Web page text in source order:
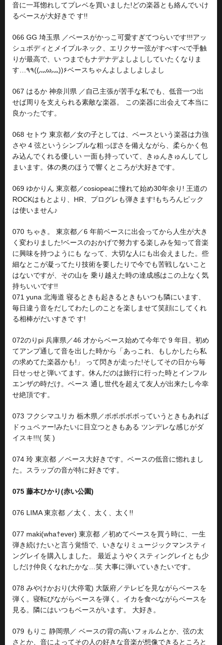
音に一耳惚れしてプレベを買いました!どの楽器とも絡んでいけ
るベースが大好きで す!!
066 GG 埼玉県 ／ベースがかっこ可愛すぎてつらいです!!!アッ
シュボディとメイプルネック、エリクサー弦がすべすべで手触
りが最高で、い つまでもナデナデよしよししていたくなりま
す…٩۹((灬ω灬))۶ベースちゃんよしよしよしよし
067 はるか 神奈川県 ／自己主張が苦手な私でも、低音一つ出
せば周りを支えられる素敵な楽器。 この楽器に出会えて本当に
良かったです。
068 セトウ 東京都／女の子としては、ベースという楽器は力強
さや 4 弦というシンプルな粗っぽさを備えながら、柔らかく包
み込んでくれる優しい 一面も持っていて、きゅんきゅんしてし
まいます。体の奥のほうで響くところが大好きです。
069 ゆかりん 東京都／cosiopeaに憧れて始め30年余り! 王道の
ROCKはもとより、HR、プログレも弾きます!もちろんピック
は使いません♪
070 ちゃき。 東京都／6 年前ベースに出会ってから人生が大き
く変わりました!ベースのおかげで努力する楽しみを知って音楽
に興味を持つようにも なって、大切な人にも出会えました。些
細なとこが凝ってたり技術を要したりで今でも苦戦しないこと
はないですが、その山を 乗り越えた時の達成感はこの上なく気
持ちいいです!!
071 yuna 北海道 寝るときも起きるときもいつも隣にいます、
毎日違う音をだしてわたしのことを楽しませて笑顔にしてくれ
る相棒がだいすきで す!
072のりpi 兵庫県／46 才からベース始めて今年で 9 年目。初め
てアンプ通して音を出した時から「あっこれ、もしかしたら私
の求めてた楽器かも!」 って閃きが走った!そしてその日から毎
日せっせと弾いてます。休んだのは旅行に行った時とインフル
エンザの時だけ。ベース 通し世代を超えて友人が出来たし今幸
せ絶頂です。
073 フクシマユリカ 栃木県／ボボボボボっていうときもあれば
ドゥュペァー!みたいに目立つときもある ツンデレな感じがダ
イスキ!!!( 笑 )
074 玲 東京都 ／ベース大好きです。ベースの低音に惚れまし
た。スラップの音が特に好きです。
075 藤本ひかり(赤い公園)
076 LIMA 東京都 ／太く、太く、太く!!
077 maki(wha†ever) 東京都 ／初めてベースを買う時に、一生
弾き続けたいと言う覚悟で、いきなりミュージックマンスティ
ングレイを購入しました。 最近ようやくスティングレイとも少
しだけ仲良くなれたかな…笑 大事に弾いていきたいです。
078 みやけかおり(大停電) 大阪府／テレビを見ながらベースを
弾く。寝転びながらベースを弾く。イカを食べながらベースを
見る。隣にはいつもベースがいます。 大好き。
079 もりこ 静岡県／ ベースの背の高いフォルムとか、弦の太
さとか、音によってその人の好きな音楽が想像できるところと